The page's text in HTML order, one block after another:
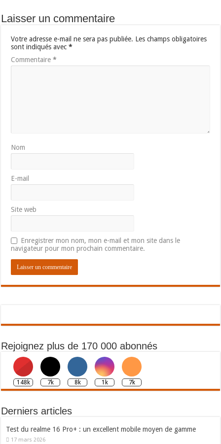
Laisser un commentaire
Votre adresse e-mail ne sera pas publiée. Les champs obligatoires
sont indiqués avec*
Commentaire*
Nom
E-mail
Site web
Enregistrer mon nom, mon e-mail et mon site dans le
navigateur pour mon prochain commentaire.
Rejoignez plus de 170 000 abonnés
148k 7k 8k 1k 7k
Derniers articles
Test du realme 16 Pro+ : un excellent mobile moyen de gamme
17 mars 2026